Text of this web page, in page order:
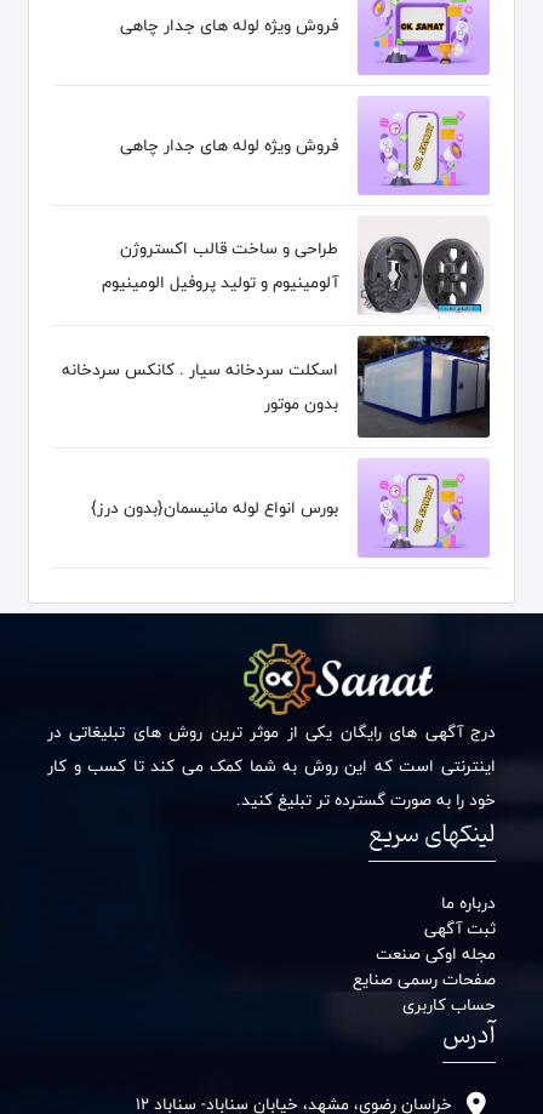
فروش ویژه لوله های جدار چاهی
فروش ویژه لوله های جدار چاهی
طراحی و ساخت قالب اکستروژن
آلومینیوم و تولید پروفیل الومینیوم
اسکلت سردخانه سیار . کانکس سردخانه
بدون موتور
بورس انواع لوله مانیسمان{بدون درز}
درج آگهی های رایگان یکی از موثر ترین روش های تبلیغاتی در
اینترنتی است که این روش به شما کمک می کند تا کسب و کار
خود را به صورت گسترده تر تبلیغ کنید.
لینکهای سریع
درباره ما
ثبت آگهی
مجله اوکی صنعت
صفحات رسمی صنایع
حساب کاربری
آدرس
خراسان رضوی، مشهد، خیابان سناباد- سناباد 12